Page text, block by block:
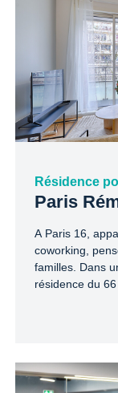
Résidence
Paris
A Paris 16,
coworking,
familles. Dans
résidence du